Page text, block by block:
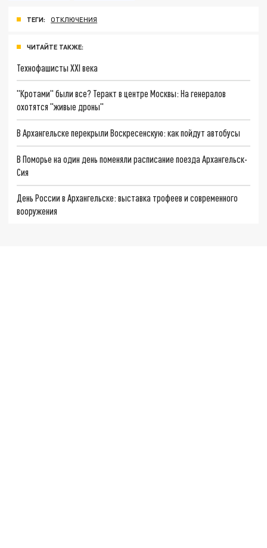
ТЕГИ: ОТКЛЮЧЕНИЯ
ЧИТАЙТЕ ТАКЖЕ:
Технофашисты XXI века
"Кротами" были все? Теракт в центре Москвы: На генералов
охотятся "живые дроны"
В Архангельске перекрыли Воскресенскую: как пойдут автобусы
В Поморье на один день поменяли расписание поезда Архангельск-
Сия
День России в Архангельске: выставка трофеев и современного
вооружения